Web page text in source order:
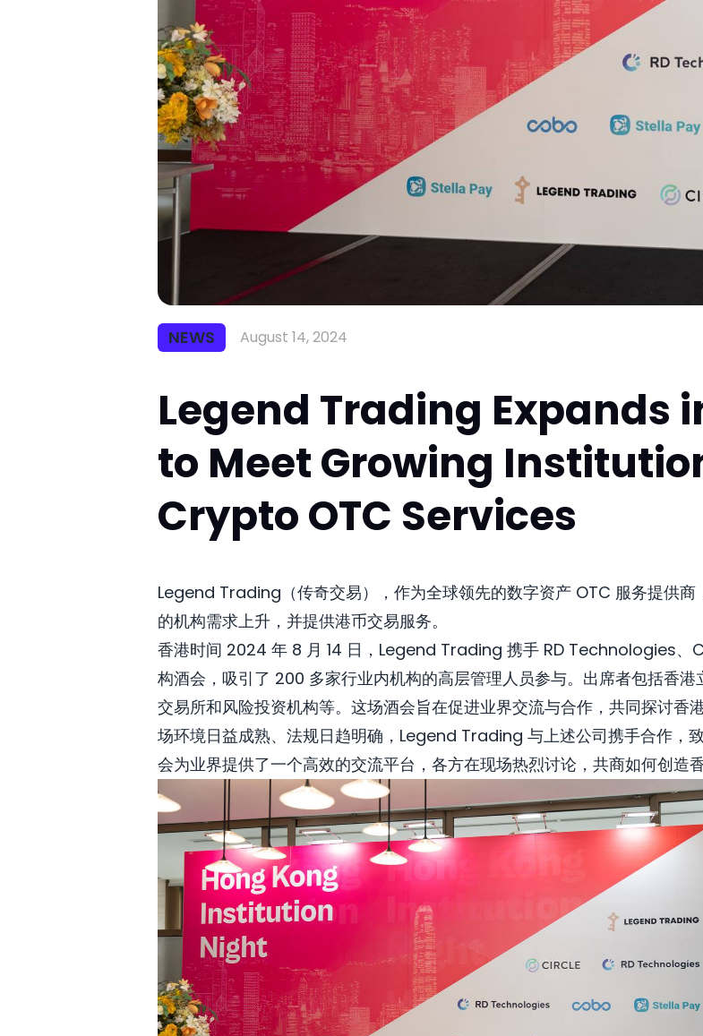
NEWS August 14, 2024
Legend Trading Expands
to Meet Growing
Crypto OTC Services
Legend Trading（传奇交易），作为全球领先的数字资产 OTC 服务提供
的机构需求上升，并提供港币交易服务。
香港时间 2024 年 8 月 14 日，Legend Trading 携手 RD Technologies、
构酒会，吸引了 200 多家行业内机构的高层管理人员参与。出席者包括香
交易所和风险投资机构等。这场酒会旨在促进业界交流与合作，共同探讨
场环境日益成熟、法规日趋明确，Legend Trading 与上述公司携手合作，
会为业界提供了一个高效的交流平台，各方在现场热烈讨论，共商如何创造